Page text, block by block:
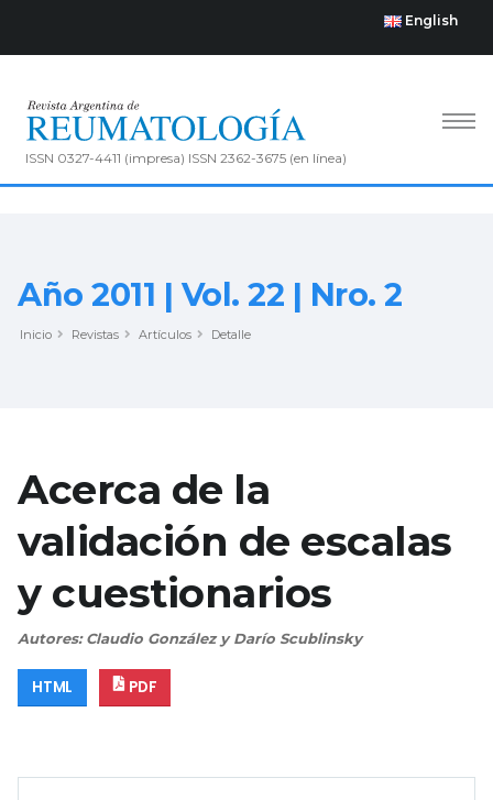
English
ISSN 0327-4411 (impresa) ISSN 2362-3675 (en línea)
Año 2011 | Vol. 22 | Nro. 2
Inicio Revistas Artículos Detalle
Acerca de la
validación de escalas
y cuestionarios
Autores: Claudio González y Darío Scublinsky
HTML PDF